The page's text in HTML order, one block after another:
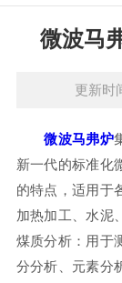
微波马
更新
微波马弗炉
新一代的标准化
的特点，适用于
加热加工、水泥
煤质分析：用于
分分析、元素分